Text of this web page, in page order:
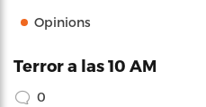
Opinions
Terror a las 10 AM
0